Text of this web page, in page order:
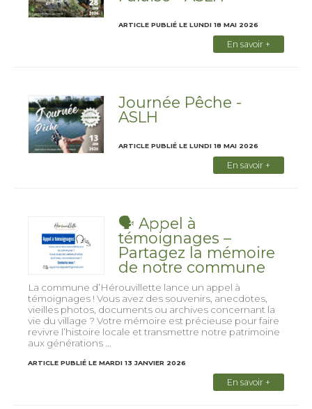
ARTICLE PUBLIÉ LE LUNDI 18 MAI 2026
En savoir +
Journée Pêche -
ASLH
ARTICLE PUBLIÉ LE LUNDI 18 MAI 2026
En savoir +
🗣️ Appel à
témoignages –
Partagez la mémoire
de notre commune
La commune d’Hérouvillette lance un appel à
témoignages ! Vous avez des souvenirs, anecdotes,
vieilles photos, documents ou archives concernant la
vie du village ? Votre mémoire est précieuse pour faire
revivre l’histoire locale et transmettre notre patrimoine
aux générations ...
ARTICLE PUBLIÉ LE MARDI 13 JANVIER 2026
En savoir +